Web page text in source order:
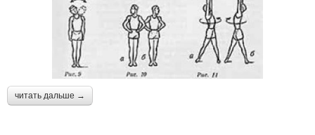
читать дальше →